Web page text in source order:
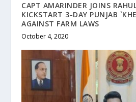
CAPT AMARINDER JOINS
KICKSTART 3-DAY PUNJAB
AGAINST FARM LAWS
October 4, 2020